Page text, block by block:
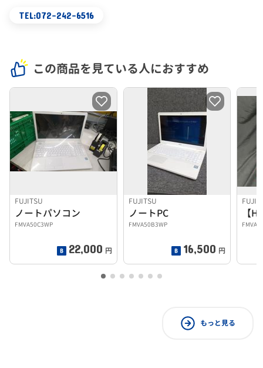
TEL:072-242-6516
この商品を見ている人におすすめ
FUJITSU
ノートパソコン
FMVA50C3WP
22,000 円
FUJITSU
ノートPC
FMVA50B3WP
16,500 円
もっと見る